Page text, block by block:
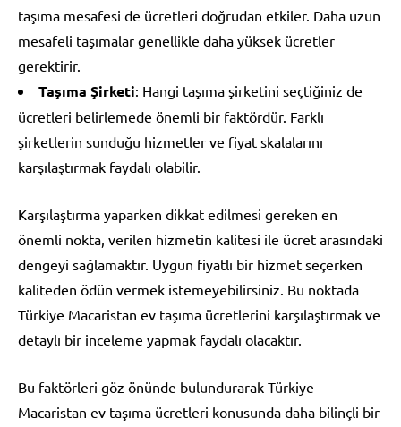
taşıma mesafesi de ücretleri doğrudan etkiler. Daha uzun
mesafeli taşımalar genellikle daha yüksek ücretler
gerektirir.
Taşıma Şirketi: Hangi taşıma şirketini seçtiğiniz de
ücretleri belirlemede önemli bir faktördür. Farklı
şirketlerin sunduğu hizmetler ve fiyat skalalarını
karşılaştırmak faydalı olabilir.
Karşılaştırma yaparken dikkat edilmesi gereken en
önemli nokta, verilen hizmetin kalitesi ile ücret arasındaki
dengeyi sağlamaktır. Uygun fiyatlı bir hizmet seçerken
kaliteden ödün vermek istemeyebilirsiniz. Bu noktada
Türkiye Macaristan ev taşıma ücretlerini karşılaştırmak ve
detaylı bir inceleme yapmak faydalı olacaktır.
Bu faktörleri göz önünde bulundurarak Türkiye
Macaristan ev taşıma ücretleri konusunda daha bilinçli bir